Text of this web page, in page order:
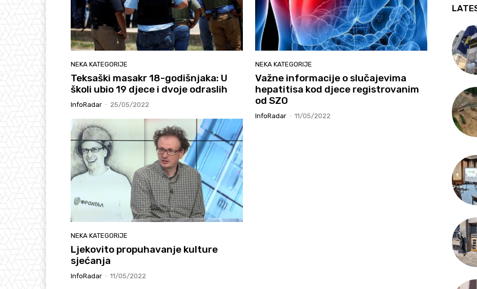
NEKA KATEGORIJE
Teksaški masakr 18-godišnjaka: U
školi ubio 19 djece i dvoje odraslih
InfoRadar - 25/05/2022
NEKA KATEGORIJE
Važne informacije o slučajevima
hepatitisa kod djece registrovanim
od SZO
InfoRadar - 11/05/2022
NEKA KATEGORIJE
Ljekovito propuhavanje kulture
sjećanja
InfoRadar - 11/05/2022